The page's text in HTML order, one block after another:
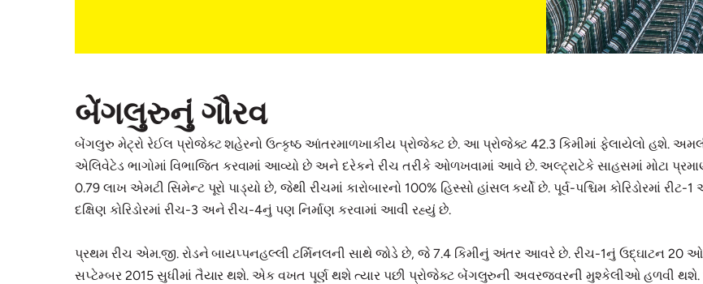
બેંગલુરુનું ગૌરવ
બેંગલુરુ મેટ્રો રેઈલ પ્રોજેક્ટ શહેરનો ઉત્કૃષ્ઠ આંતરમાળખાકીય પ્રોજેક્ટ છે. આ પ્રોજેક્ટ 42.3 કિમીમાં ફેલાયેલો હશે.
એલિવેટેડ ભાગોમાં વિભાજિત કરવામાં આવ્યો છે અને દરેકને રીચ તરીકે ઓળખવામાં આવે છે. અલ્ટ્રાટેકે સાહસમાં મોટા
0.79 લાખ એમટી સિમેન્ટ પૂરો પાડ્યો છે, જેથી રીચમાં કારોબારનો 100% હિસ્સો હાંસલ કર્યો છે. પૂર્વ-પશ્ચિમ કોરિડોરમાં
દક્ષિણ કોરિડોરમાં રીચ-3 અને રીચ-4નું પણ નિર્માણ કરવામાં આવી રહ્યું છે.
પ્રથમ રીચ એમ.જી. રોડને બાયપ્પનહલ્લી ટર્મિનલની સાથે જોડે છે, જે 7.4 કિમીનું અંતર આવરે છે. રીચ-1નું ઉદ્ઘાટન 20
સપ્ટેમ્બર 2015 સુધીમાં તૈયાર થશે. એક વખત પૂર્ણ થશે ત્યાર પછી પ્રોજેક્ટ બેંગલુરુની અવરજવરની મુશ્કેલીઓ હળવી થશે.